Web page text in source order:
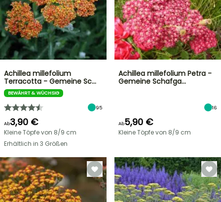
Achillea millefolium
Terracotta - Gemeine Sc…
BEWÄHRT & WÜCHSIG
95
Ab3,90 €
Kleine Töpfe von 8/9 cm
Erhältlich in 3 Größen
Achillea millefolium Petra -
Gemeine Schafga…
16
Ab5,90 €
Kleine Töpfe von 8/9 cm